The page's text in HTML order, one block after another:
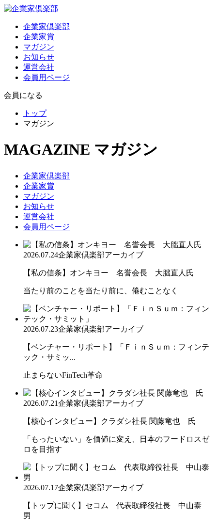
企業家倶楽部
企業家賞
マガジン
お知らせ
運営会社
会員用ページ
会員になる
トップ
マガジン
MAGAZINE マガジン
企業家倶楽部
企業家賞
マガジン
お知らせ
運営会社
会員用ページ
2026.07.24企業家倶楽部アーカイブ
【私の信条】オンキヨー 名誉会長 大朏直人氏
当たり前のことを当たり前に、倦むことなく
2026.07.23企業家倶楽部アーカイブ
【ベンチャー・リポート】「ＦｉｎＳｕｍ：フィンテ
ック・サミッ...
止まらないFinTech革命
2026.07.21企業家倶楽部アーカイブ
【核心インタビュー】クラダシ社長 関藤竜也 氏
「もったいない」を価値に変え、日本のフードロスゼ
ロを目指す
2026.07.17企業家倶楽部アーカイブ
【トップに聞く】セコム 代表取締役社長 中山泰
男